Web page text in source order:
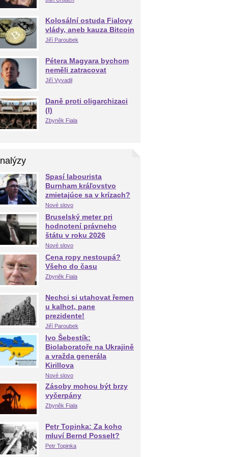
Kolosální ostuda Fialovy
vlády, aneb kauza Bitcoin
Jiří Paroubek
Pétera Magyara bychom
neměli zatracovat
Jiří Vyvadil
Daně proti oligarchizaci
(I)
Zbyněk Fiala
Spasí labourista
Burnham kráľovstvo
zmietajúce sa v krízach?
Nové slovo
Bruselský meter pri
hodnotení právneho
štátu v roku 2026
Nové slovo
Cena ropy nestoupá?
Všeho do času
Zbyněk Fiala
Nechci si utahovat řemen
u kalhot, pane
prezidente!
Jiří Paroubek
Ivo Šebestík:
Biolaboratoře na Ukrajině
a vražda generála
Kirillova
Nové slovo
Zásoby mohou být brzy
vyčerpány
Zbyněk Fiala
Petr Topinka: Za koho
mluví Bernd Posselt?
Petr Topinka